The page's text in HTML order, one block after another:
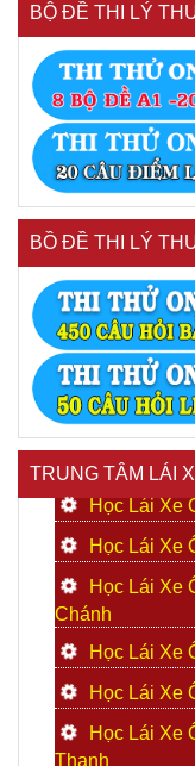
BỒ ĐỀ THI LÝ
TRUNG TÂM LÁI
Học Lái Xe
Học Lái Xe
Học Lái Xe
Chánh
Học Lái Xe
Học Lái Xe
Học Lái Xe
Thạnh